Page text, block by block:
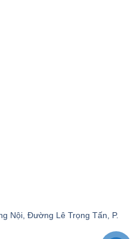
Nội, Đường Lê Trọng Tấn, P.